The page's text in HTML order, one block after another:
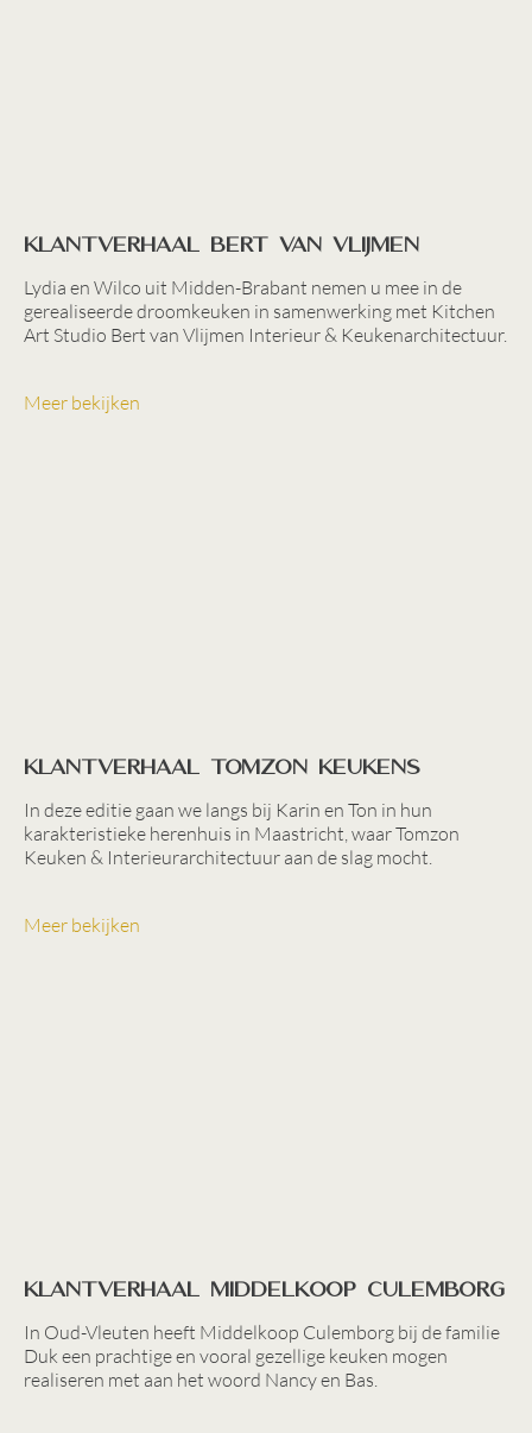
Klantverhaal Bert van Vlijmen
Lydia en Wilco uit Midden-Brabant nemen u mee in de
gerealiseerde droomkeuken in samenwerking met Kitchen
Art Studio Bert van Vlijmen Interieur & Keukenarchitectuur.
Meer bekijken
Klantverhaal Tomzon keukens
In deze editie gaan we langs bij Karin en Ton in hun
karakteristieke herenhuis in Maastricht, waar Tomzon
Keuken & Interieurarchitectuur aan de slag mocht.
Meer bekijken
Klantverhaal Middelkoop Culemborg
In Oud-Vleuten heeft Middelkoop Culemborg bij de familie
Duk een prachtige en vooral gezellige keuken mogen
realiseren met aan het woord Nancy en Bas.